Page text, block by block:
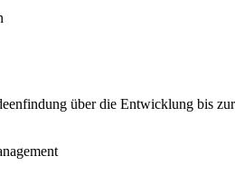
über die Entwicklung bis